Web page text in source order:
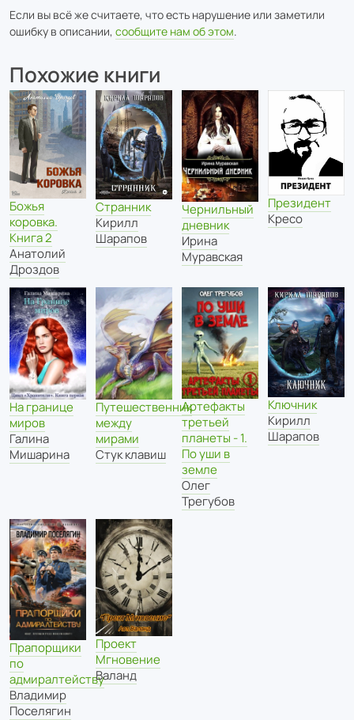
Если вы всё же считаете, что есть нарушение или заметили
ошибку в описании, сообщите нам об этом.
Похожие книги
Божья
коровка.
Книга 2
Анатолий
Дроздов
Странник
Кирилл
Шарапов
Чернильный
дневник
Ирина
Муравская
Президент
Кресо
На границе
миров
Галина
Мишарина
Путешественник
между
мирами
Стук клавиш
Артефакты
третьей
планеты - 1.
По уши в
земле
Олег
Трегубов
Ключник
Кирилл
Шарапов
Прапорщики
по
адмиралтейству
Владимир
Поселягин
Проект
Мгновение
Валанд